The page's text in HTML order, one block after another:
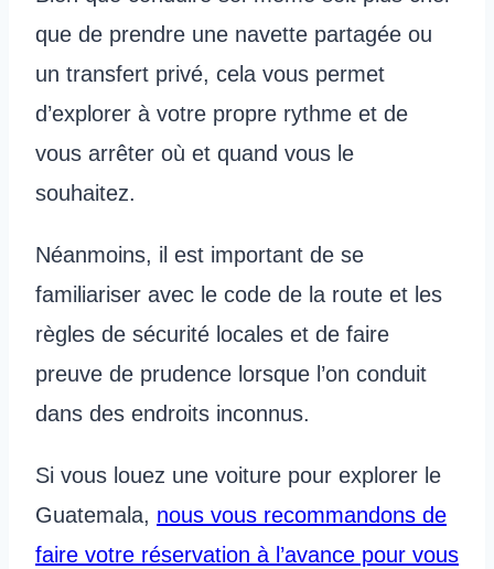
que de prendre une navette partagée ou
un transfert privé, cela vous permet
d’explorer à votre propre rythme et de
vous arrêter où et quand vous le
souhaitez.
Néanmoins, il est important de se
familiariser avec le code de la route et les
règles de sécurité locales et de faire
preuve de prudence lorsque l’on conduit
dans des endroits inconnus.
Si vous louez une voiture pour explorer le
Guatemala, nous vous recommandons de
faire votre réservation à l’avance pour vous